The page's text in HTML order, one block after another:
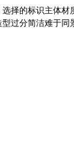
选择的标识主体材
分简洁难于